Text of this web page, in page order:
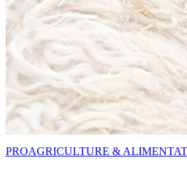
PROAGRICULTURE &